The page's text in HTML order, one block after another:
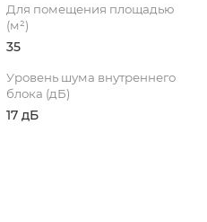
Для помещения площадью
(м²)
35
Уровень шума внутреннего
блока (дБ)
17 дБ